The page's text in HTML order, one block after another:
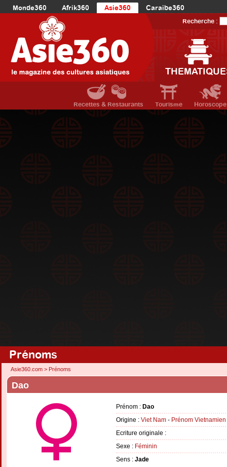
Monde360 Afrik360 Asie360
Caraibe360
Europe360
AmériqueDuNord360
Océanie360
Recherche :
Recettes & Restaurants Tourisme Horoscope
Prénoms
Asie360.com > Prénoms
Dao
Prénom : Dao
Origine : Viet Nam - Prénom Vietnamien
Ecriture originale :
Sexe : Féminin
Sens : Jade